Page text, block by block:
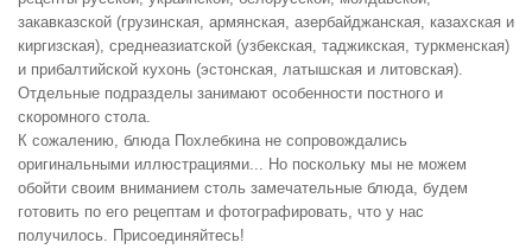
закавказской (грузинская, армянская, азербайджанская, казахская и
киргизская), среднеазиатской (узбекская, таджикская, туркменская)
и прибалтийской кухонь (эстонская, латышская и литовская).
Отдельные подразделы занимают особенности постного и
скоромного стола.
К сожалению, блюда Похлебкина не сопровождались
оригинальными иллюстрациями... Но поскольку мы не можем
обойти своим вниманием столь замечательные блюда, будем
готовить по его рецептам и фотографировать, что у нас
получилось. Присоединяйтесь!